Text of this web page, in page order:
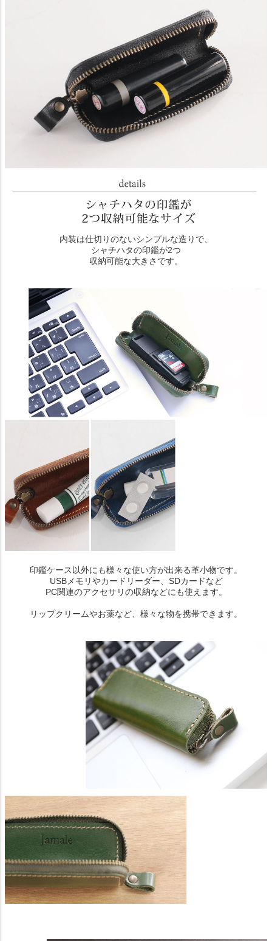
内装は仕切りのないシンプルな造りで、
シャチハタの印鑑が2つ
収納可能な大きさです。
印鑑ケース以外にも様々な使い方が出来る革小物です。
USBメモリやカードリーダー、SDカードなど
PC関連のアクセサリの収納などにも使えます。
リップクリームやお薬など、様々な物を携帯できます。